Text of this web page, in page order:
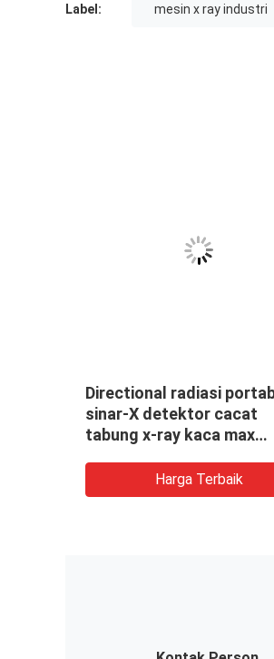
Label: mesin x ray industri
Directional radiasi
sinar-X detektor cacat
tabung x-ray kaca max
Harga Terbaik